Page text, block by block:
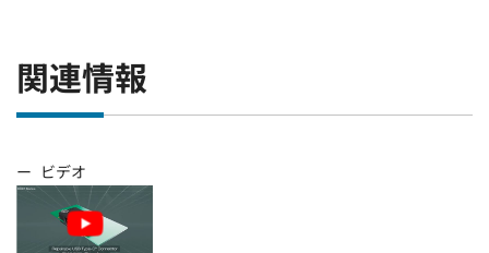
関連情報
ー ビデオ